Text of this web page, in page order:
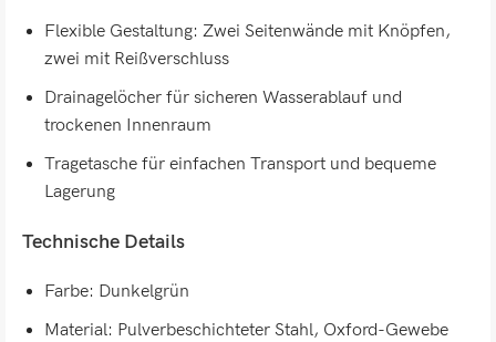
Flexible Gestaltung: Zwei Seitenwände mit Knöpfen,
zwei mit Reißverschluss
Drainagelöcher für sicheren Wasserablauf und
trockenen Innenraum
Tragetasche für einfachen Transport und bequeme
Lagerung
Technische Details
Farbe: Dunkelgrün
Material: Pulverbeschichteter Stahl, Oxford-Gewebe